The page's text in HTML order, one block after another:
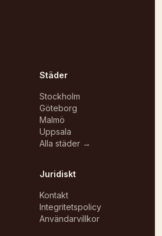
Städer
Stockholm
Göteborg
Malmö
Uppsala
Alla städer →
Juridiskt
Kontakt
Integritetspolicy
Användarvillkor